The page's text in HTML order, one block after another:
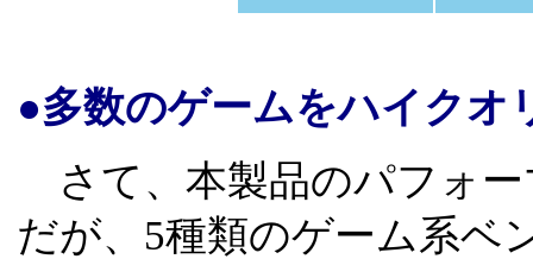
●多数のゲームをハイクオ
さて、本製品のパフォ
だが、5種類のゲーム系ベ